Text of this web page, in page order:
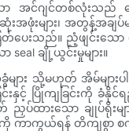
ာ အင်ဂျင်တစ်လုံးသည် ခ
အဖုံးများ၊ အတွန့်အချ
ပေးသည်။ ညံ့ဖျင်းသေ
seal ချို့ယွင်းမှုများ။
ျား သို့မဟုတ် အိမ်များ
းနှင့် ပြိုကျခြင်းကို ခံနို
ထားသော ချုပ်ရိုးမျာ
ကို ကာကွယ်ရန် တိကျစွာ